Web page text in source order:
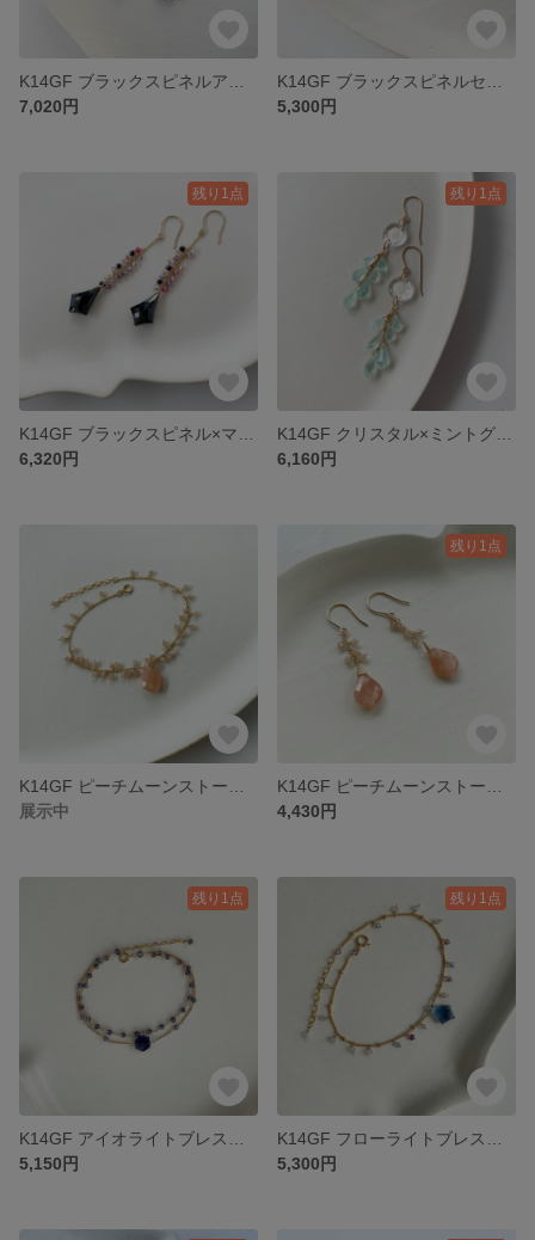
7,020円
5,300円
残り1点
6,320円
残り1点
6,160円
展示中
残り1点
4,430円
残り1点
5,150円
残り1点
5,300円